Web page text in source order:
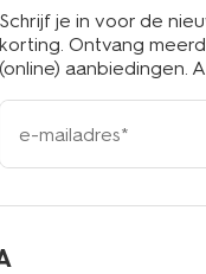
Schrijf je in voor de
korting. Ontvang
(online) aanbiedingen.
e-
mailadres